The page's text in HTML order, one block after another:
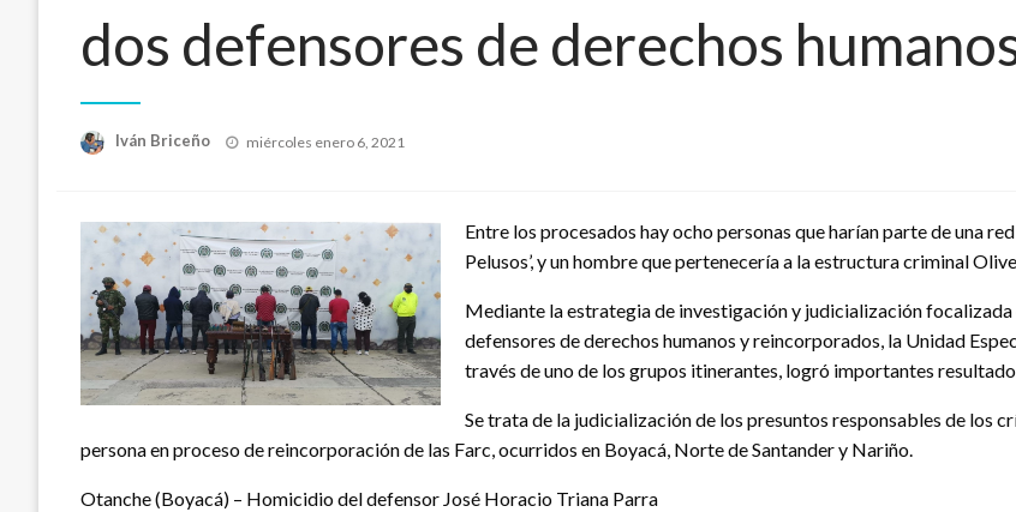
dos defensores de derechos
Iván Briceño
Publicado
miércoles enero 6, 2021
Entre los procesados hay ocho personas que harían parte de una
Pelusos’, y un hombre que pertenecería a la estructura criminal
Mediante la estrategia de investigación y judicialización
defensores de derechos humanos y reincorporados, la Unidad
través de uno de los grupos itinerantes, logró importantes
Se trata de la judicialización de los presuntos responsables de los
persona en proceso de reincorporación de las Farc, ocurridos en Boyacá, Norte de Santander y Nariño.
Otanche (Boyacá) – Homicidio del defensor José Horacio Triana Parra